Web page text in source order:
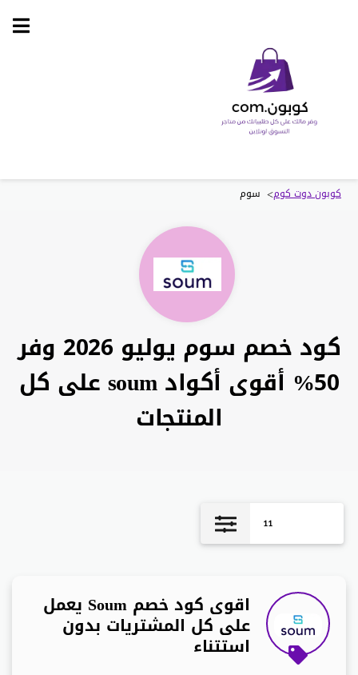
Skip
كوبون دوت كوم> سوم
كود خصم سوم يوليو 2026 وفر
50% أقوى أكواد soum على كل
المنتجات
11
اقوى كود خصم Soum يعمل
على كل المشتريات بدون
استتناء